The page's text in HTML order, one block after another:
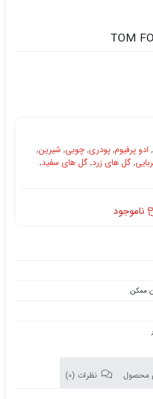
TOM
, ادو پرفیوم,پودری,چوبی, شیرین,
,گل های زرد,گل های سفید,
ناموجود
ممکن
محصول نظرات (0)